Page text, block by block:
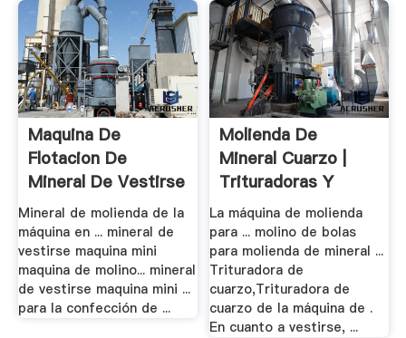
Maquina De
Flotacion De
Mineral De Vestirse
Mineral de molienda de la
máquina en ... mineral de
vestirse maquina mini
maquina de molino... mineral
de vestirse maquina mini ...
para la confección de ...
Molienda De
Mineral Cuarzo |
Trituradoras Y
Molinos
La máquina de molienda
para ... molino de bolas
para molienda de mineral ...
Trituradora de
cuarzo,Trituradora de
cuarzo de la máquina de .
En cuanto a vestirse, ...